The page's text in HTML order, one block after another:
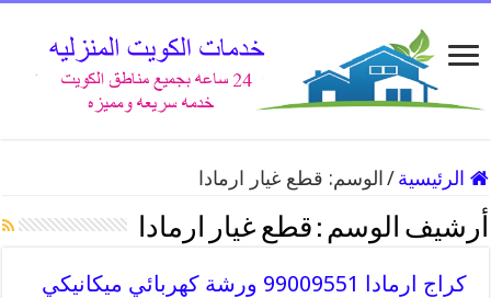
الرئيسية / الوسم: قطع غيار ارمادا
أرشيف الوسم : قطع غيار ارمادا
كراج ارمادا 99009551 ورشة كهربائي ميكانيكي